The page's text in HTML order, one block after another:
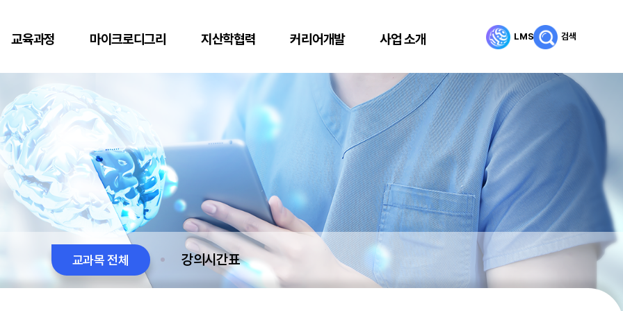
교육과정 마이크로디그리 지산학협력 커리어개발 사업 소개 LMS 검색
교과목 전체 강의시간표